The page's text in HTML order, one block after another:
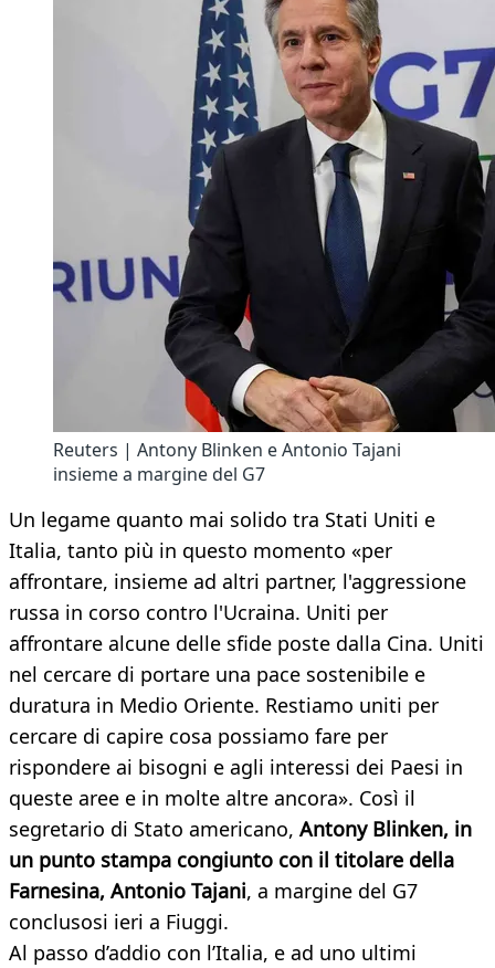
Reuters | Antony Blinken e Antonio Tajani
insieme a margine del G7
Un legame quanto mai solido tra Stati Uniti e
Italia, tanto più in questo momento «per
affrontare, insieme ad altri partner, l'aggressione
russa in corso contro l'Ucraina. Uniti per
affrontare alcune delle sfide poste dalla Cina. Uniti
nel cercare di portare una pace sostenibile e
duratura in Medio Oriente. Restiamo uniti per
cercare di capire cosa possiamo fare per
rispondere ai bisogni e agli interessi dei Paesi in
queste aree e in molte altre ancora». Così il
segretario di Stato americano, Antony Blinken, in
un punto stampa congiunto con il titolare della
Farnesina, Antonio Tajani, a margine del G7
conclusosi ieri a Fiuggi.
Al passo d’addio con l’Italia, e ad uno ultimi